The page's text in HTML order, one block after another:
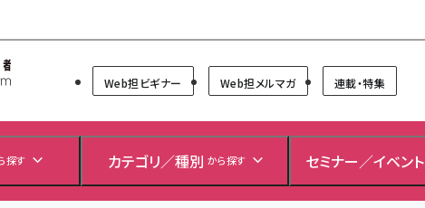
Web担当者Forum
Web担ビギナー Web担メルマガ 連載・特集
探す カテゴリ／種別 から探す セミナー／イベント
＼ 読者アンケートにご協力ください ／